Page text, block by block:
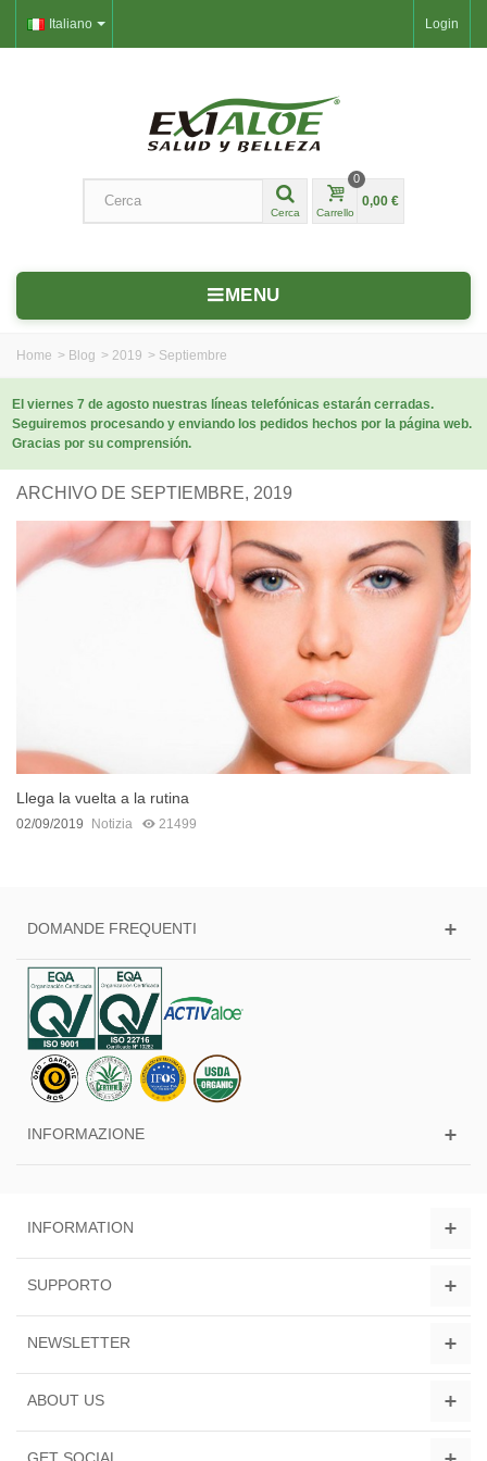
Login
Italiano
Cerca Carrello
0
0,00 €
MENU
Home > Blog > 2019 > Septiembre
El viernes 7 de agosto nuestras líneas telefónicas estarán cerradas.
Seguiremos procesando y enviando los pedidos hechos por la página web.
Gracias por su comprensión.
ARCHIVO DE SEPTIEMBRE, 2019
Llega la vuelta a la rutina
02/09/2019 Notizia 21499
DOMANDE FREQUENTI
INFORMAZIONE
INFORMATION
SUPPORTO
NEWSLETTER
ABOUT US